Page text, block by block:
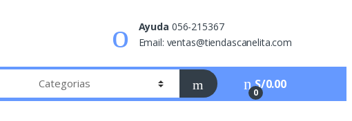
Ayuda 056-215367
Email: ventas@tiendascanelita.com
0
S/0.00